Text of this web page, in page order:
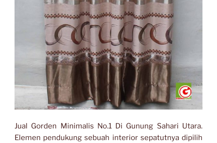
Jual Gorden Minimalis No.1 Di Gunung Sahari Utara.
Elemen pendukung sebuah interior sepatutnya dipilih